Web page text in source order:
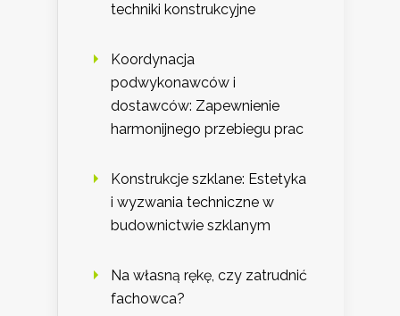
techniki konstrukcyjne
Koordynacja
podwykonawców i
dostawców: Zapewnienie
harmonijnego przebiegu prac
Konstrukcje szklane: Estetyka
i wyzwania techniczne w
budownictwie szklanym
Na własną rękę, czy zatrudnić
fachowca?